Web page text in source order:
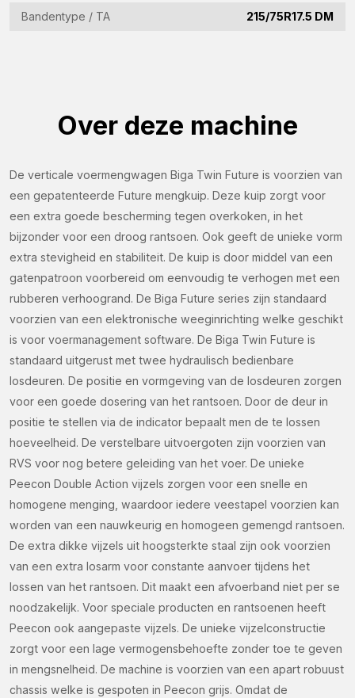
Bandentype / TA 215/75R17.5 DM
Over deze machine
De verticale voermengwagen Biga Twin Future is voorzien van
een gepatenteerde Future mengkuip. Deze kuip zorgt voor
een extra goede bescherming tegen overkoken, in het
bijzonder voor een droog rantsoen. Ook geeft de unieke vorm
extra stevigheid en stabiliteit. De kuip is door middel van een
gatenpatroon voorbereid om eenvoudig te verhogen met een
rubberen verhoogrand. De Biga Future series zijn standaard
voorzien van een elektronische weeginrichting welke geschikt
is voor voermanagement software. De Biga Twin Future is
standaard uitgerust met twee hydraulisch bedienbare
losdeuren. De positie en vormgeving van de losdeuren zorgen
voor een goede dosering van het rantsoen. Door de deur in
positie te stellen via de indicator bepaalt men de te lossen
hoeveelheid. De verstelbare uitvoergoten zijn voorzien van
RVS voor nog betere geleiding van het voer. De unieke
Peecon Double Action vijzels zorgen voor een snelle en
homogene menging, waardoor iedere veestapel voorzien kan
worden van een nauwkeurig en homogeen gemengd rantsoen.
De extra dikke vijzels uit hoogsterkte staal zijn ook voorzien
van een extra losarm voor constante aanvoer tijdens het
lossen van het rantsoen. Dit maakt een afvoerband niet per se
noodzakelijk. Voor speciale producten en rantsoenen heeft
Peecon ook aangepaste vijzels. De unieke vijzelconstructie
zorgt voor een lage vermogensbehoefte zonder toe te geven
in mengsnelheid. De machine is voorzien van een apart robuust
chassis welke is gespoten in Peecon grijs. Omdat de
(Vereist)
Telefoon
(Vereist)
(Vereist)
Woonplaats
(Vereist)
CAPTCHA